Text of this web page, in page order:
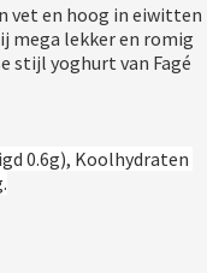
vet en hoog in eiwitten
mega lekker en romig
stijl yoghurt van Fagé
0.6g), Koolhydraten